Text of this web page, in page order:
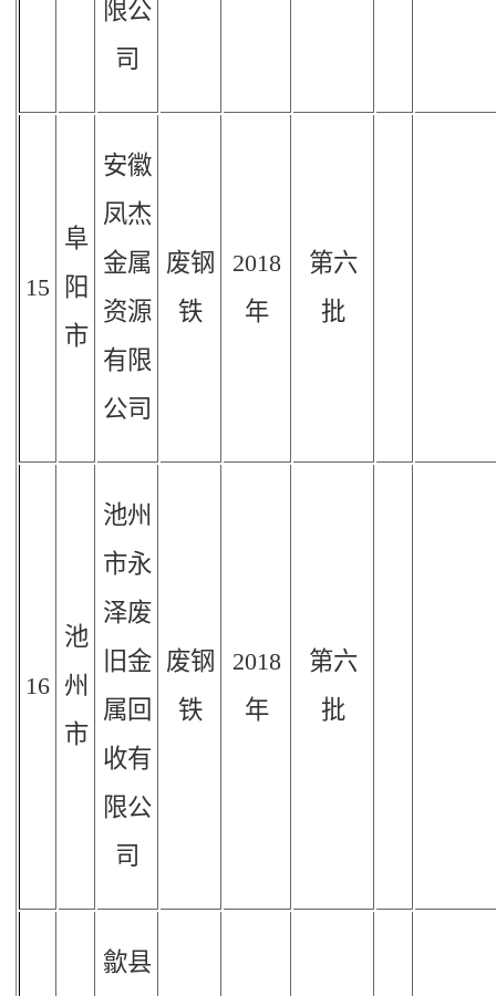
限公
司
15
阜
阳
市
安徽
凤杰
金属
资源
有限
公司
废钢
铁
2018
年
第六
批
16
池
州
市
池州
市永
泽废
旧金
属回
收有
限公
司
废钢
铁
2018
年
第六
批
歙县